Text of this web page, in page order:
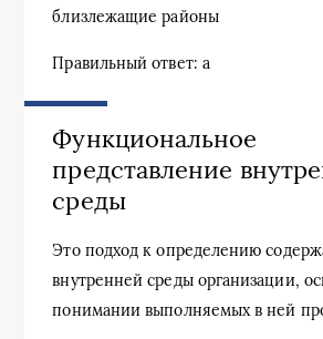
близлежащие районы
Правильный ответ: а
Функциональное
представление
среды
Это подход к определению
внутренней среды организации,
понимании выполняемых в ней